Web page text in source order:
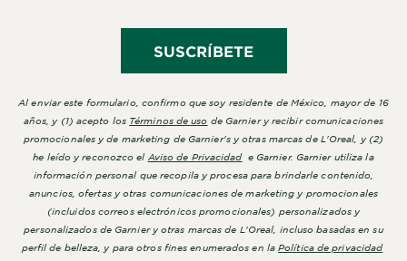
SUSCRÍBETE
Al enviar este formulario, confirmo que soy residente de México, mayor de 16
años, y (1) acepto los Términos de uso de Garnier y recibir comunicaciones
promocionales y de marketing de Garnier's y otras marcas de L'Oreal, y (2)
he leído y reconozco el Aviso de Privacidade Garnier. Garnier utiliza la
información personal que recopila y procesa para brindarle contenido,
anuncios, ofertas y otras comunicaciones de marketing y promocionales
(incluidos correos electrónicos promocionales) personalizados y
personalizados de Garnier y otras marcas de L'Oreal, incluso basadas en su
perfil de belleza, y para otros fines enumerados en laPolítica de privacidad